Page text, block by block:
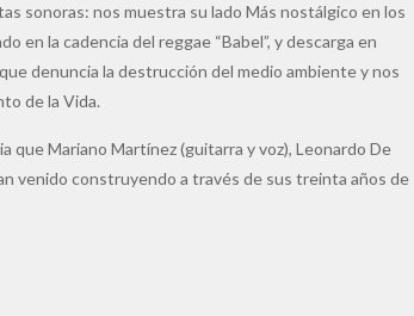
sonoras: nos muestra su lado Más nostálgico en los
en la cadencia del reggae “Babel”, y descarga en
denuncia la destrucción del medio ambiente y nos
de la Vida.
que Mariano Martínez (guitarra y voz), Leonardo De
venido construyendo a través de sus treinta años de